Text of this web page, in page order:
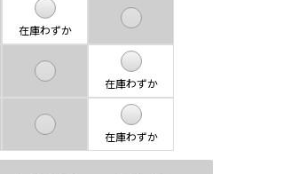
在庫わずか
在庫わずか
在庫わずか